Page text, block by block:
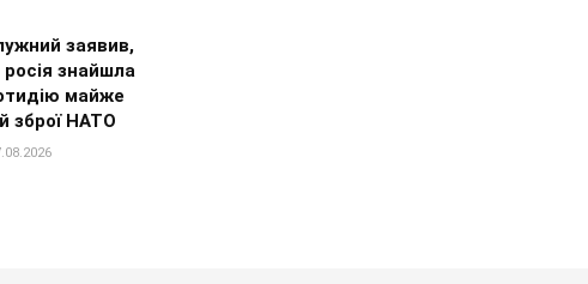
заявив,
знайшла
майже
зброї НАТО